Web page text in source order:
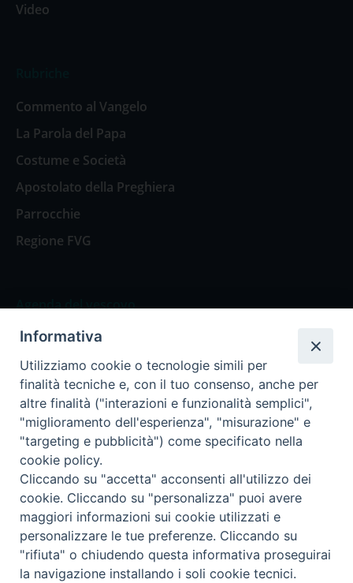
Video
Commento al Vangelo
La Parola del Papa
Costume e Società
Apostolato della Preghiera
Parrocchie
Regione FVG
Agenda del vescovo
Agenda del vescovo
Privacy Policy Trasparenza
Termini e Condizioni
Informativa per il trattamento dei dati personali
Cookie Policy
Informativa
Utilizziamo cookie o tecnologie simili per
finalità tecniche e, con il tuo consenso, anche per
altre finalità ("interazioni e funzionalità semplici",
"miglioramento dell'esperienza", "misurazione" e
"targeting e pubblicità") come specificato nella
cookie policy.
Cliccando su "accetta" acconsenti all'utilizzo dei
cookie. Cliccando su "personalizza" puoi avere
maggiori informazioni sui cookie utilizzati e
personalizzare le tue preferenze. Cliccando su
"rifiuta" o chiudendo questa informativa proseguirai
la navigazione installando i soli cookie tecnici.